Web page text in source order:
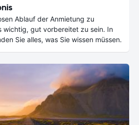
Ablauf der Anmietung zu
wichtig, gut vorbereitet zu sein. In
Sie alles, was Sie wissen müssen.